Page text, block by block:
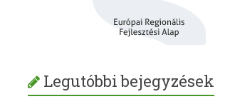
Legutóbbi bejegyzések